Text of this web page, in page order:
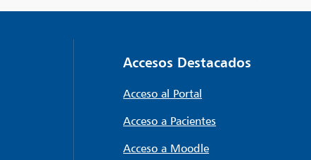
Accesos Destacados
Acceso al Portal
Acceso a Pacientes
Acceso a Moodle